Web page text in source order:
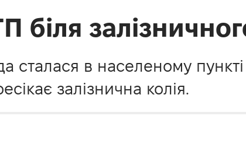
біля
сталася в населеному
залізнична колія.